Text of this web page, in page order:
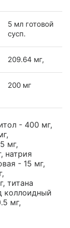
5 мл готовой
сусп.
209.64 мг,
200 мг
- 400 мг,
мг,
натрия
- 15 мг,
титана
коллоидный
мг,